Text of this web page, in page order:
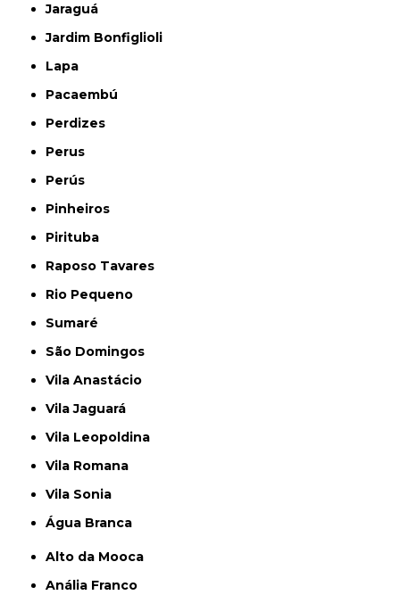
Jaraguá
Jardim Bonfiglioli
Lapa
Pacaembú
Perdizes
Perus
Perús
Pinheiros
Pirituba
Raposo Tavares
Rio Pequeno
Sumaré
São Domingos
Vila Anastácio
Vila Jaguará
Vila Leopoldina
Vila Romana
Vila Sonia
Água Branca
Alto da Mooca
Anália Franco